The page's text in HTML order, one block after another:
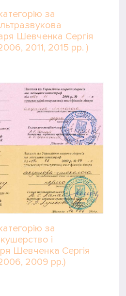
за
Шевченка Сергія
2011, 2015 рр. )
за
і
Шевченка Сергія
2009 рр.)